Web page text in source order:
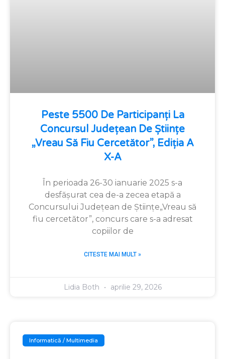
Peste 5500 De Participanți La
Concursul Județean De Științe
„Vreau Să Fiu Cercetător”, Ediția A
X-A
În perioada 26-30 ianuarie 2025 s-a
desfășurat cea de-a zecea etapă a
Concursului Județean de Științe„Vreau să
fiu cercetător”, concurs care s-a adresat
copiilor de
CITESTE MAI MULT »
Lidia Both aprilie 29, 2026
Informatică / Multimedia